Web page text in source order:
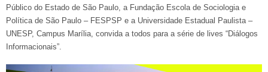
Público do Estado de São Paulo, a Fundação Escola de Sociologia e
Política de São Paulo – FESPSP e a Universidade Estadual Paulista –
UNESP, Campus Marília, convida a todos para a série de lives “Diálogos
Informacionais”.